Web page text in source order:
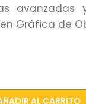
avanzadas
Gráfica de
AL CARRITO